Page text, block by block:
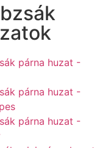
párna huzat -
párna huzat -
párna huzat -